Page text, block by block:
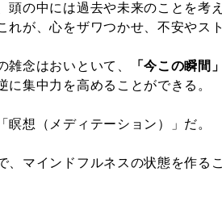
の中には過去や未来のことを考え
が、心をザワつかせ、不安やスト
念はおいといて、
「今この瞬間」
集中力を高めることができる。
想（メディテーション）」だ。
、マインドフルネスの状態を作るこ